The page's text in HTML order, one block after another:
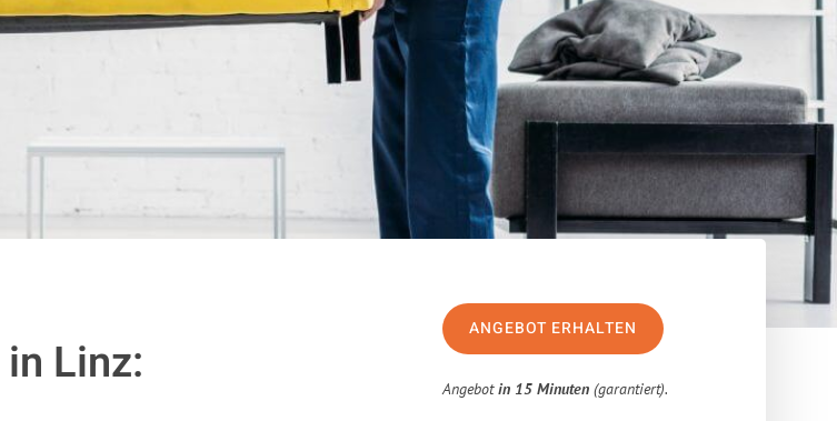
in Linz:
ANGEBOT ERHALTEN
Angebotin 15 Minuten (garantiert).